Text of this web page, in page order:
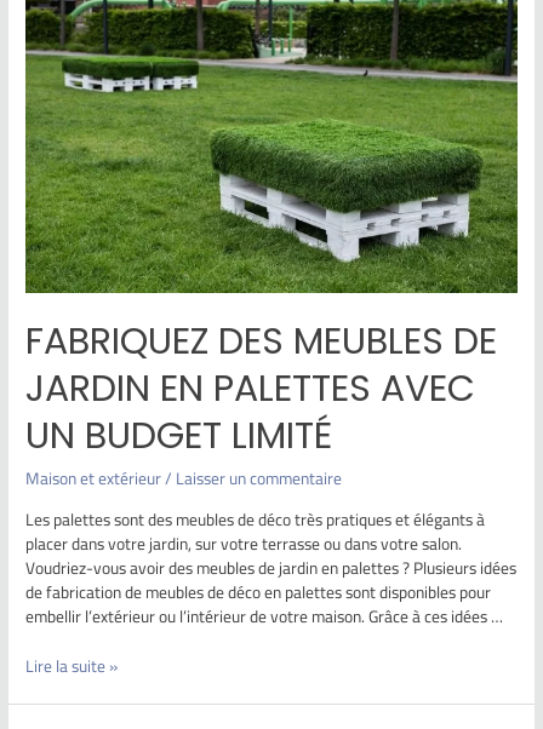
FABRIQUEZ DES MEUBLES DE
JARDIN EN PALETTES AVEC
UN BUDGET LIMITÉ
Maison et extérieur/Laisser un commentaire
Les palettes sont des meubles de déco très pratiques et élégants à
placer dans votre jardin, sur votre terrasse ou dans votre salon.
Voudriez-vous avoir des meubles de jardin en palettes ? Plusieurs idées
de fabrication de meubles de déco en palettes sont disponibles pour
embellir l’extérieur ou l’intérieur de votre maison. Grâce à ces idées …
Lire la suite »